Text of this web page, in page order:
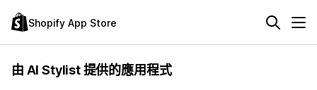
Shopify App Store
由 AI Stylist 提供的應用程式